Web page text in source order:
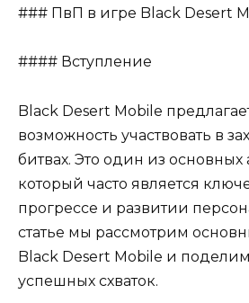
### ПвП в игре Black Desert
#### Вступление
Black Desert Mobile
возможность участвовать в
битвах. Это один из основных
который часто является
прогрессе и развитии
статье мы рассмотрим
Black Desert Mobile и
успешных схваток.